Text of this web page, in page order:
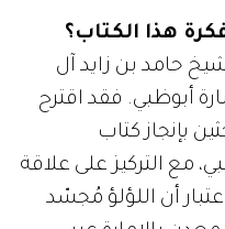
هذا الكتاب؟
حامد بن زايد آل
أبوظبي. فقد اقترح
بإنجاز كتاب
مع التركيز على علاقة
أن اللؤلؤ مُجسّد